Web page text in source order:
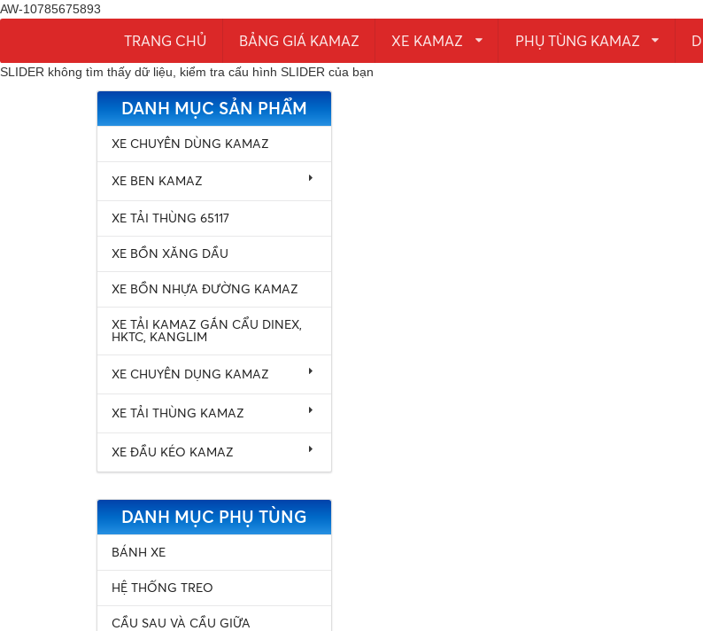
AW-10785675893
TRANG CHỦ BẢNG GIÁ KAMAZ XE KAMAZ PHỤ TÙNG KAMAZ
SLIDER không tìm thấy dữ liệu, kiểm tra cấu hình SLIDER của bạn
DANH MỤC SẢN PHẨM
XE CHUYÊN DÙNG KAMAZ
XE BEN KAMAZ
XE TẢI THÙNG 65117
XE BỒN XĂNG DẦU
XE BỒN NHỰA ĐƯỜNG KAMAZ
XE TẢI KAMAZ GẮN CẨU DINEX,
HKTC, KANGLIM
XE CHUYÊN DỤNG KAMAZ
XE TẢI THÙNG KAMAZ
XE ĐẦU KÉO KAMAZ
DANH MỤC PHỤ TÙNG
BÁNH XE
HỆ THỐNG TREO
CẦU SAU VÀ CẦU GIỮA